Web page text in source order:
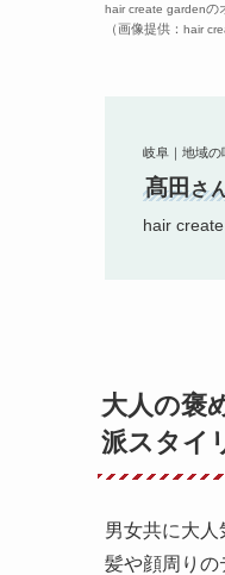
hair create gardenの
（画像提供： hair
岐阜｜地域の
髙田さ
hair
大人の褒
派スタイ
男女共に大
髪や顔周りの